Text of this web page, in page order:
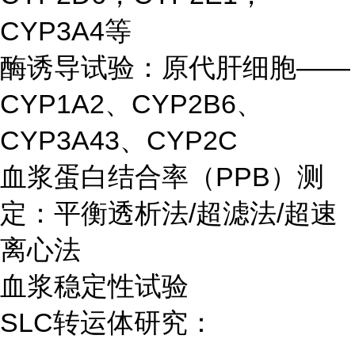
CYP3A4等
酶诱导试验：原代肝细胞——
CYP1A2、CYP2B6、
CYP3A43、CYP2C
血浆蛋白结合率（PPB）测
定：平衡透析法/超滤法/超速
离心法
血浆稳定性试验
SLC转运体研究：